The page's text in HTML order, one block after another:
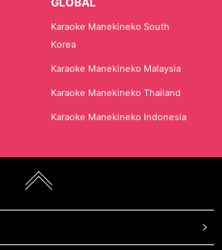
Karaoke Manekineko South
Korea
Karaoke Manekineko Malaysia
Karaoke Manekineko Thailand
Karaoke Manekineko Indonesia